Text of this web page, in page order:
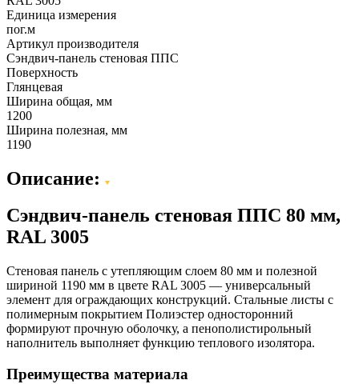
Единица измерения
пог.м
Артикул производителя
Сэндвич-панель стеновая ППС
Поверхность
Глянцевая
Ширина общая, мм
1200
Ширина полезная, мм
1190
Описание:
Сэндвич-панель стеновая ППС 80 мм,
RAL 3005
Стеновая панель с утепляющим слоем 80 мм и полезной
шириной 1190 мм в цвете RAL 3005 — универсальный
элемент для ограждающих конструкций. Стальные листы с
полимерным покрытием Полиэстер односторонний
формируют прочную оболочку, а пенополистирольный
наполнитель выполняет функцию теплового изолятора.
Преимущества материала